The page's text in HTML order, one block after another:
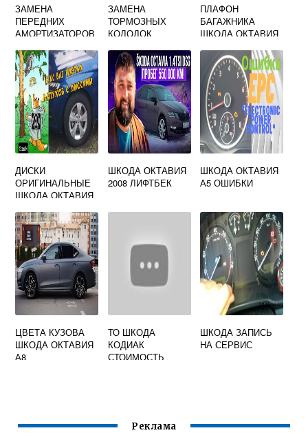
ЗАМЕНА
ПЕРЕДНИХ
АМОРТИЗАТОРОВ
ЗАМЕНА
ТОРМОЗНЫХ
КОЛОДОК
ФАБИЯ 2
ПЛАФОН
БАГАЖНИКА
ШКОДА ОКТАВИЯ
ДИСКИ
ОРИГИНАЛЬНЫЕ
ШКОДА ОКТАВИЯ
ШКОДА ОКТАВИЯ
2008 ЛИФТБЕК
ШКОДА ОКТАВИЯ
А5 ОШИБКИ
ЦВЕТА КУЗОВА
ШКОДА ОКТАВИЯ
А8
ТО ШКОДА
КОДИАК
СТОИМОСТЬ
ШКОДА ЗАПИСЬ
НА СЕРВИС
Реклама